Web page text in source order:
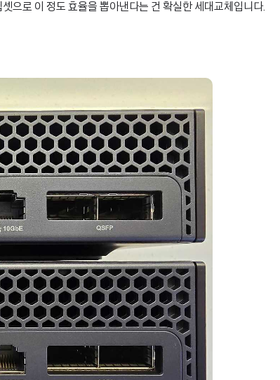
으로 이 정도 효율을 뽑아낸다는 건 확실한 세대교체입니다.